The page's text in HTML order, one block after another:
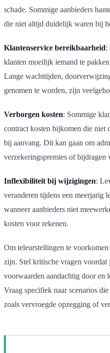
schade. Sommige aanbieders
die niet altijd duidelijk waren bij
Klantenservice bereikbaarheid:
klanten moeilijk iemand te
Lange wachttijden,
genomen te worden, zijn
Verborgen kosten: Sommige
contract kosten bijkomen die niet
bij aanvang. Dit kan gaan om
verzekeringspremies of bijdragen
Inflexibiliteit bij wijzigingen:
veranderen tijdens een meerjarig
wanneer aanbieders niet
kosten voor rekenen.
Om teleurstellingen te
zijn. Stel kritische vragen voordat
voorwaarden aandachtig door en
Vraag specifiek naar scenarios
zoals vervroegde opzegging of